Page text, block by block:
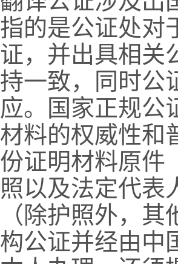
指的是公证处对
证，并出具相关
持一致，同时公
应。国家正规公
材料的权威性和
份证明材料原件
照以及法定代表
（除护照外，
构公证并经由中